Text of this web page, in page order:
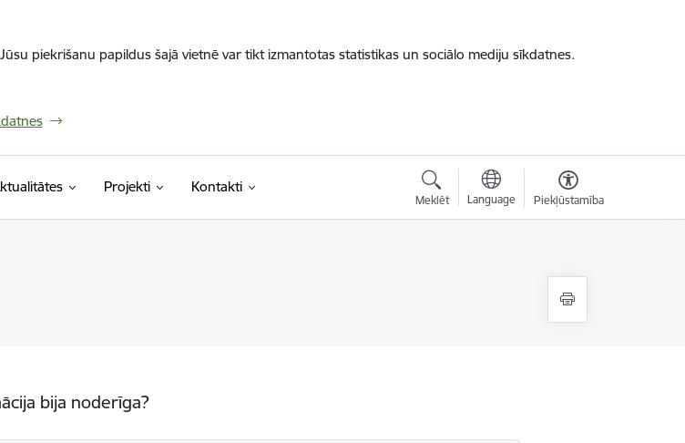
piekrišanu papildus šajā vietnē var tikt izmantotas statistikas un sociālo mediju sīkdatnes.
Projekti Kontakti
Meklēt Language Piekļūstamība
bija noderīga?